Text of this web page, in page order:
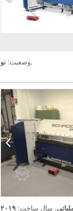
وضعیت: نو ,
, سال ساخت: ۲۰۱۹